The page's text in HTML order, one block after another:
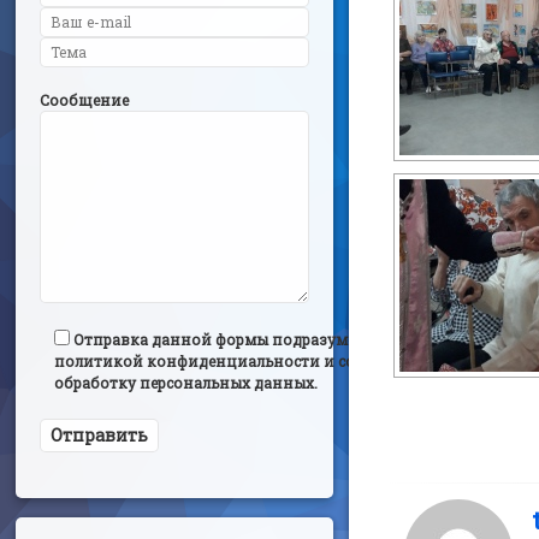
Сообщение
Отправка данной формы подразумевает согласие с
политикой конфиденциальности и согласием на
обработку персональных данных.